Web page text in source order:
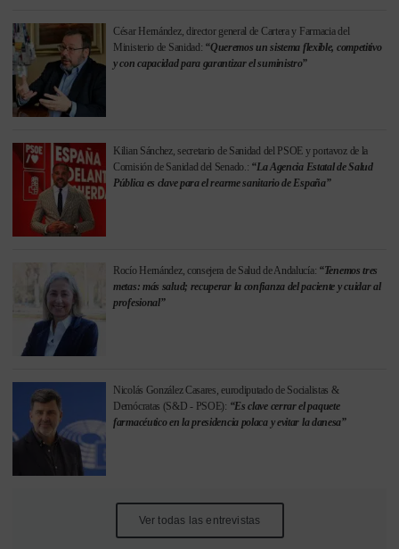
César Hernández, director general de Cartera y Farmacia del
Ministerio de Sanidad: “Queremos un sistema flexible, competitivo
y con capacidad para garantizar el suministro”
Kilian Sánchez, secretario de Sanidad del PSOE y portavoz de la
Comisión de Sanidad del Senado.: “La Agencia Estatal de Salud
Pública es clave para el rearme sanitario de España”
Rocío Hernández, consejera de Salud de Andalucía: “Tenemos tres
metas: más salud; recuperar la confianza del paciente y cuidar al
profesional”
Nicolás González Casares, eurodiputado de Socialistas &
Demócratas (S&D - PSOE): “Es clave cerrar el paquete
farmacéutico en la presidencia polaca y evitar la danesa”
Ver todas las entrevistas